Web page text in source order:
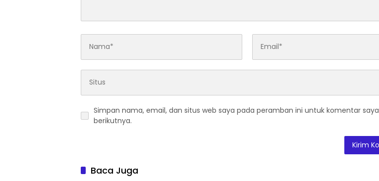
Simpan nama, email, dan situs web saya pada peramban ini untuk komentar saya
berikutnya.
Baca Juga